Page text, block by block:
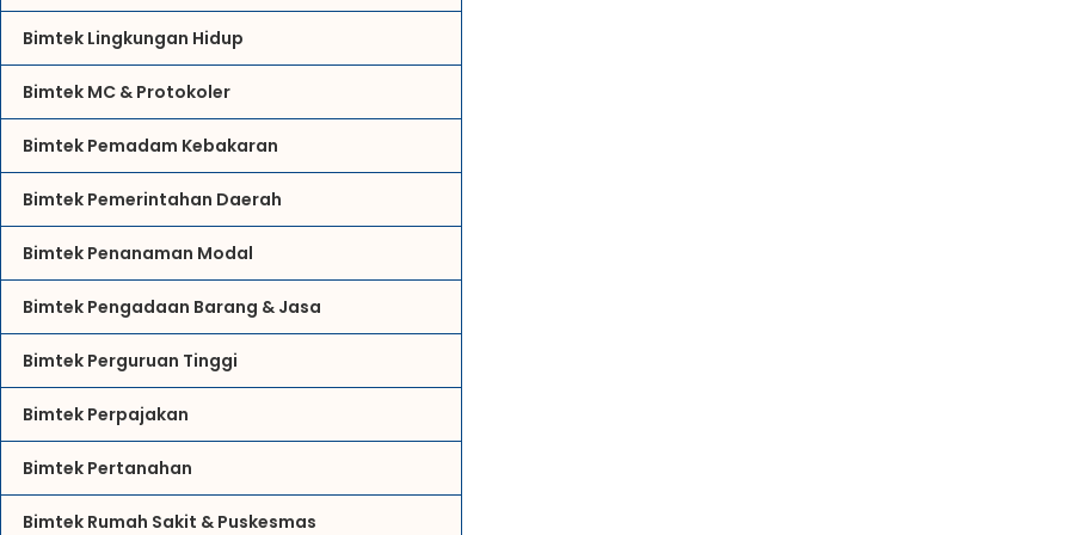
Bimtek Lingkungan Hidup
Bimtek MC & Protokoler
Bimtek Pemadam Kebakaran
Bimtek Pemerintahan Daerah
Bimtek Penanaman Modal
Bimtek Pengadaan Barang & Jasa
Bimtek Perguruan Tinggi
Bimtek Perpajakan
Bimtek Pertanahan
Bimtek Rumah Sakit & Puskesmas